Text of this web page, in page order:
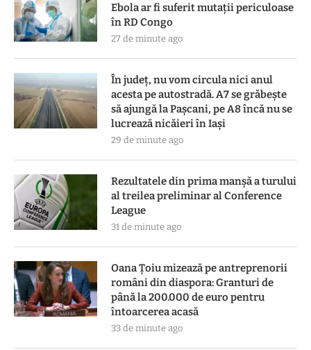
Ebola ar fi suferit mutații periculoase
în RD Congo
27 de minute ago
În județ, nu vom circula nici anul
acesta pe autostradă. A7 se grăbește
să ajungă la Pașcani, pe A8 încă nu se
lucrează nicăieri în Iași
29 de minute ago
Rezultatele din prima manşă a turului
al treilea preliminar al Conference
League
31 de minute ago
Oana Țoiu mizează pe antreprenorii
români din diaspora: Granturi de
până la 200.000 de euro pentru
întoarcerea acasă
33 de minute ago